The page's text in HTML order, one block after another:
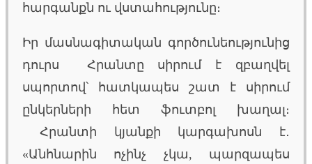
հարգանքն ու վստահությունը։
Իր մասնագիտական գործունեությունից
դուրս Հրանտը սիրում է զբաղվել
սպորտով՝ հատկապես շատ է սիրում
ընկերների հետ ֆուտբոլ խաղալ։
Հրանտի կյանքի կարգախոսն է․
«Անհնարին ոչինչ չկա, պարզապես